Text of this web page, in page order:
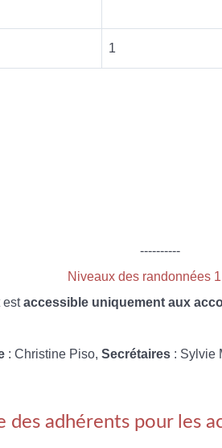
1
----------
Niveaux des randonnées
estaccessible uniquement aux
: Christine Piso, Secrétaires : Sylvie
des adhérents pour les